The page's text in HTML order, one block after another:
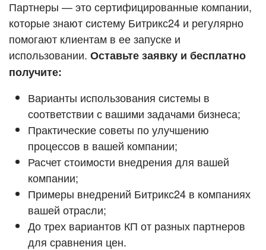
ВХОД
ВХОД
Смотреть видеокейсы
Партнеры — это сертифицированные компании,
которые знают систему Битрикс24 и регулярно
помогают клиентам в ее запуске и
использовании. Оставьте заявку и бесплатно
получите:
Варианты использования системы в
соответствии с вашими задачами бизнеса;
Практические советы по улучшению
процессов в вашей компании;
Расчет стоимости внедрения для вашей
компании;
Примеры внедрений Битрикс24 в компаниях
вашей отрасли;
До трех вариантов КП от разных партнеров
для сравнения цен.